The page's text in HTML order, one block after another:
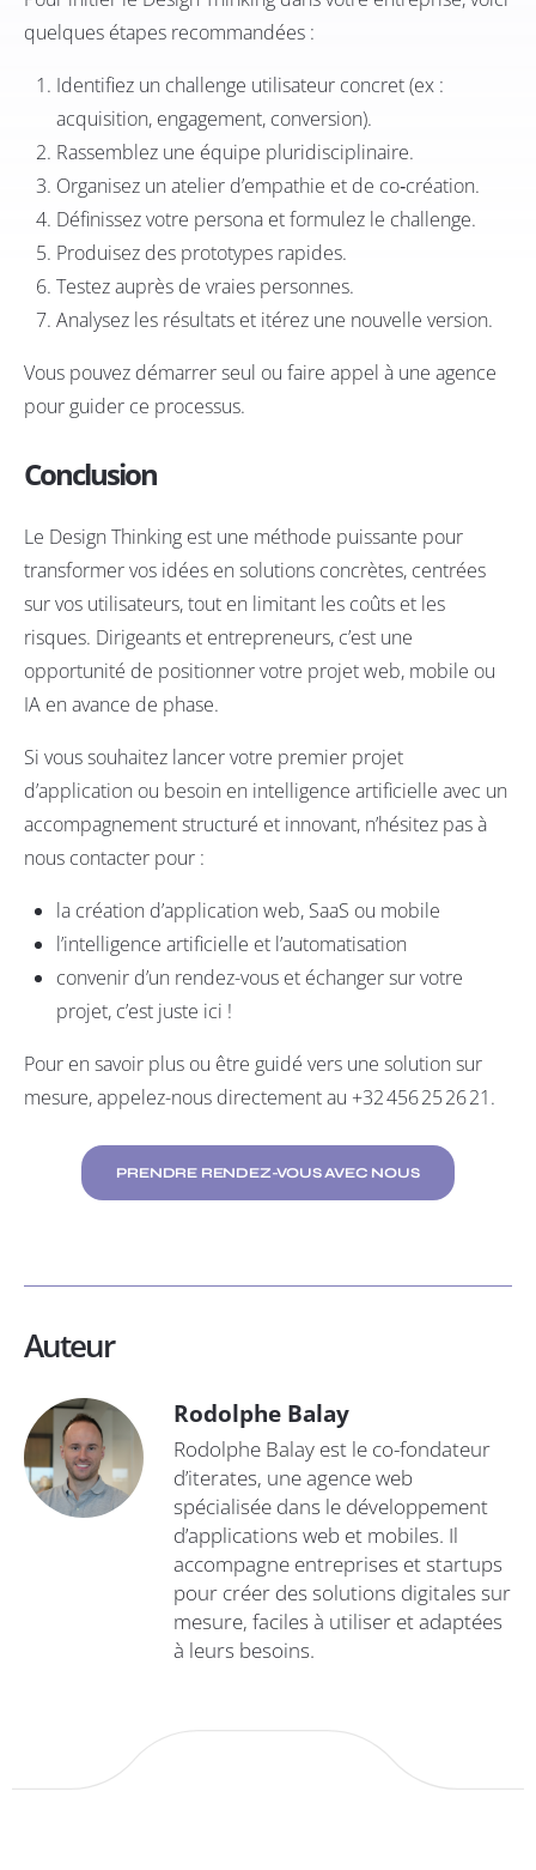
quelques étapes recommandées :
Identifiez un challenge utilisateur concret (ex :
acquisition, engagement, conversion).
Rassemblez une équipe pluridisciplinaire.
Organisez un atelier d’empathie et de co‑création.
Définissez votre persona et formulez le challenge.
Produisez des prototypes rapides.
Testez auprès de vraies personnes.
Analysez les résultats et itérez une nouvelle version.
Vous pouvez démarrer seul ou faire appel à une agence
pour guider ce processus.
Conclusion
Le Design Thinking est une méthode puissante pour
transformer vos idées en solutions concrètes, centrées
sur vos utilisateurs, tout en limitant les coûts et les
risques. Dirigeants et entrepreneurs, c’est une
opportunité de positionner votre projet web, mobile ou
IA en avance de phase.
Si vous souhaitez lancer votre premier projet
d’application ou besoin en intelligence artificielle avec un
accompagnement structuré et innovant, n’hésitez pas à
nous contacter pour :
la création d’application web, SaaS ou mobile
l’intelligence artificielle et l’automatisation
convenir d’un rendez-vous et échanger sur votre
projet, c’est juste ici !
Pour en savoir plus ou être guidé vers une solution sur
mesure, appelez-nous directement au +32 456 25 26 21.
PRENDRE RENDEZ-VOUS AVEC NOUS
Auteur
Rodolphe Balay
Rodolphe Balay est le co-fondateur
d’iterates, une agence web
spécialisée dans le développement
d’applications web et mobiles. Il
accompagne entreprises et startups
pour créer des solutions digitales sur
mesure, faciles à utiliser et adaptées
à leurs besoins.